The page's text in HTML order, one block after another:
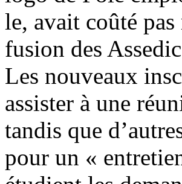
le, avait coûté
fusion des
Les nouveaux
assister à une
tandis que
pour un «